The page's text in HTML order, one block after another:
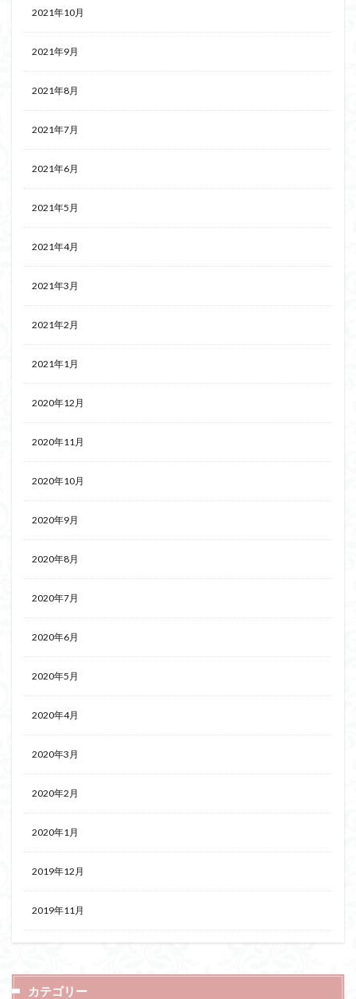
2021年10月
2021年9月
2021年8月
2021年7月
2021年6月
2021年5月
2021年4月
2021年3月
2021年2月
2021年1月
2020年12月
2020年11月
2020年10月
2020年9月
2020年8月
2020年7月
2020年6月
2020年5月
2020年4月
2020年3月
2020年2月
2020年1月
2019年12月
2019年11月
カテゴリー